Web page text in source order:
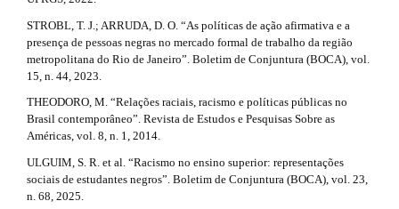
STROBL, T. J.; ARRUDA, D. O. “As políticas de ação afirmativa e a
presença de pessoas negras no mercado formal de trabalho da região
metropolitana do Rio de Janeiro”. Boletim de Conjuntura (BOCA), vol.
15, n. 44, 2023.
THEODORO, M. “Relações raciais, racismo e políticas públicas no
Brasil contemporâneo”. Revista de Estudos e Pesquisas Sobre as
Américas, vol. 8, n. 1, 2014.
ULGUIM, S. R. et al. “Racismo no ensino superior: representações
sociais de estudantes negros”. Boletim de Conjuntura (BOCA), vol. 23,
n. 68, 2025.